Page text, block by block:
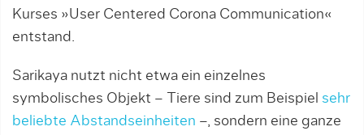
Kurses »User Centered Corona Communication«
entstand.
Sarikaya nutzt nicht etwa ein einzelnes
symbolisches Objekt – Tiere sind zum Beispiel sehr
beliebte Abstandseinheiten –, sondern eine ganze